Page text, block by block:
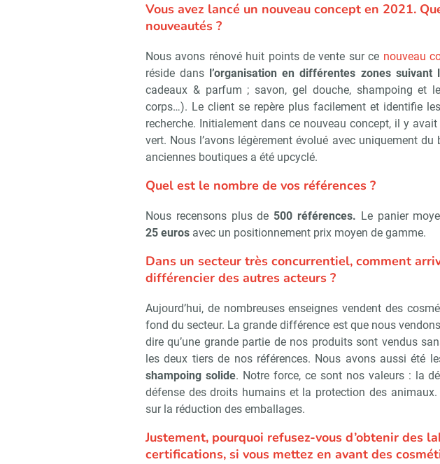
Vous avez lancé un nouveau concept en 2021.
nouveautés ?
Nous avons rénové huit points de vente sur ce nouveau
réside dans l’organisation en différentes zones
cadeaux & parfum ; savon, gel douche, shampoing et
corps…). Le client se repère plus facilement et identifie
recherche. Initialement dans ce nouveau concept, il y
vert. Nous l’avons légèrement évolué avec uniquement
anciennes boutiques a été upcyclé.
Quel est le nombre de vos références ?
Nous recensons plus de 500 références. Le panier
25 euros avec un positionnement prix moyen de gamme.
Dans un secteur très concurrentiel, comment
différencier des autres acteurs ?
Aujourd’hui, de nombreuses enseignes vendent des
fond du secteur. La grande différence est que nous
dire qu’une grande partie de nos produits sont vendus
les deux tiers de nos références. Nous avons aussi été
shampoing solide. Notre force, ce sont nos valeurs : la
défense des droits humains et la protection des
sur la réduction des emballages.
Justement, pourquoi refusez-vous d’obtenir des
certifications, si vous mettez en avant des